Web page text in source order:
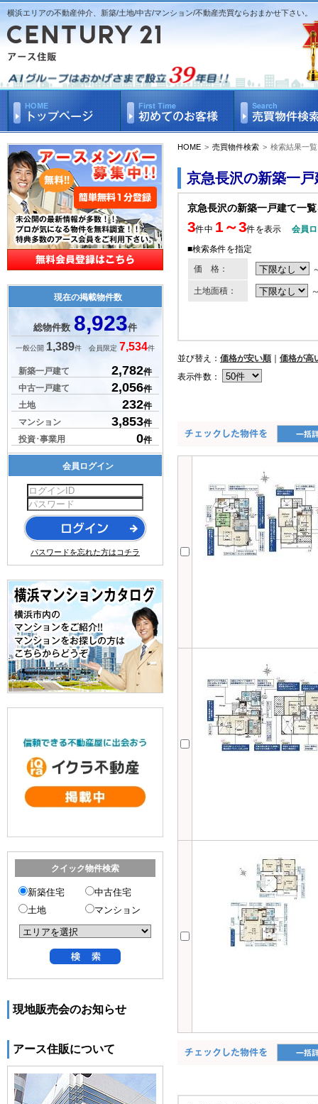
横浜エリアの不動産仲介、新築/土地/中古/マンション/不動産売買ならおまかせ下さい。
HOME > 売買物件検索 > 検索結果一覧
京急長沢の新築一
京急長沢の新築一戸建て一
3件中 1～3件を表示
会員
■検索条件を指定
価 格：
土地面積：
並び替え： 価格が安い順
価格が高
表示件数：
現在の掲載物件数
総物件数 8,923件
一般公開 1,389件 会員限定 7,534件
新築一戸建て 2,782件
中古一戸建て
2,056件
土地
232件
マンション
3,853件
投資･事業用
0件
会員ログイン
パスワードを忘れた方はコチラ
クイック物件検索
新築住宅
中古住宅
土地
マンション
現地販売会のお知らせ
アース住販について